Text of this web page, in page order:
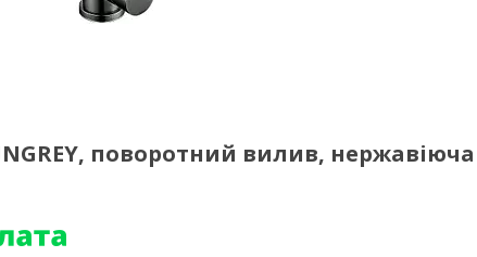
поворотний вилив, нержавіюча